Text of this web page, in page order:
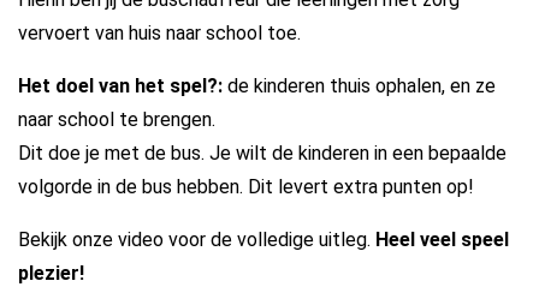
vervoert van huis naar school toe.
Het doel van het spel?: de kinderen thuis ophalen, en ze
naar school te brengen.
Dit doe je met de bus. Je wilt de kinderen in een bepaalde
volgorde in de bus hebben. Dit levert extra punten op!
Bekijk onze video voor de volledige uitleg. Heel veel speel
plezier!